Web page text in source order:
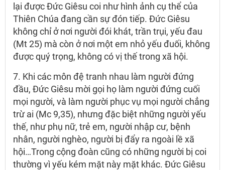
lại được Đức Giêsu coi như hình ảnh cụ thể của
Thiên Chúa đang cần sự đón tiếp. Đức Giêsu
không chỉ ở nơi người đói khát, trần trụi, yếu đau
(Mt 25) mà còn ở nơi một em nhỏ yếu đuối, không
được quý trọng, không có vị thế trong xã hội.
7. Khi các môn đệ tranh nhau làm người đứng
đầu, Đức Giêsu mời gọi họ làm người đứng cuối
mọi người, và làm người phục vụ mọi người chẳng
trừ ai (Mc 9,35), nhưng đặc biệt những người yếu
thế, như phụ nữ, trẻ em, người nhập cư, bệnh
nhân, người nghèo, người bị đẩy ra ngoài lề xã
hội…Trong cộng đoàn cũng có những người bị coi
thường vì yếu kém mặt này mặt khác. Đức Giêsu